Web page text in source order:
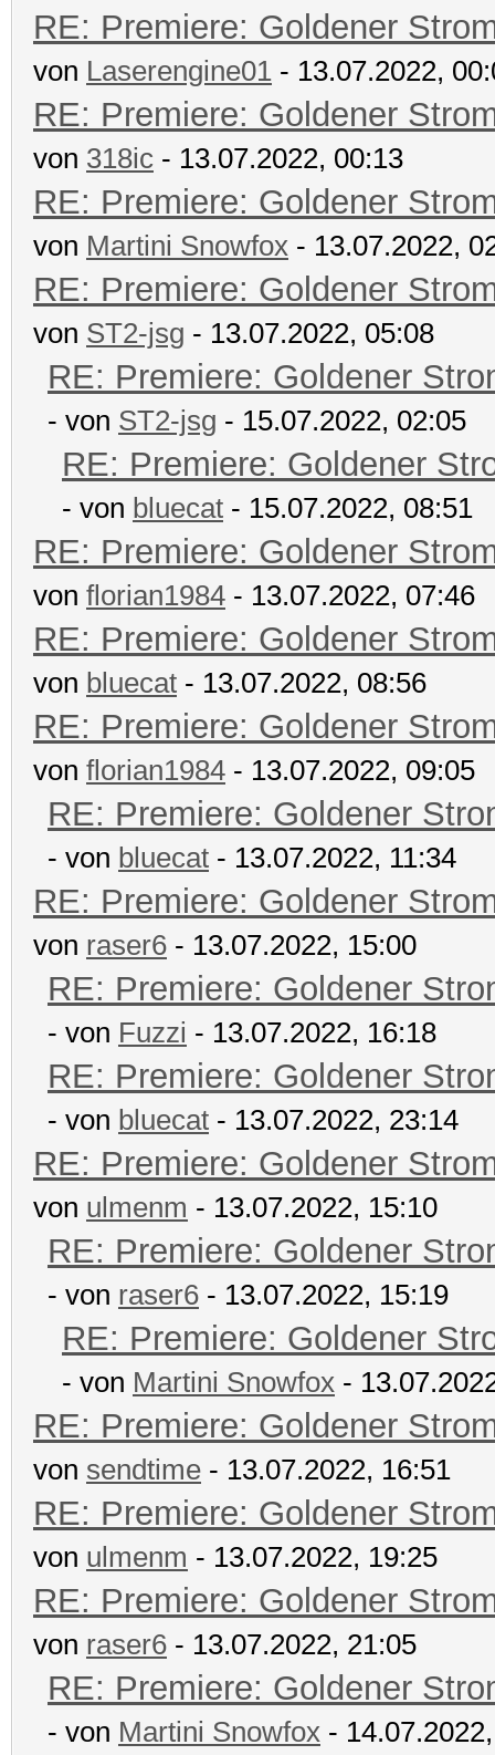
RE: Premiere: Goldener
von Laserengine01 - 13.07.2022,
RE: Premiere: Goldener
von 318ic - 13.07.2022, 00:13
RE: Premiere: Goldener
von Martini Snowfox - 13.07.2022,
RE: Premiere: Goldener
von ST2-jsg - 13.07.2022, 05:08
RE: Premiere: Goldener
- von ST2-jsg - 15.07.2022, 02:05
RE: Premiere: Goldener
- von bluecat - 15.07.2022, 08:51
RE: Premiere: Goldener
von florian1984 - 13.07.2022, 07:46
RE: Premiere: Goldener
von bluecat - 13.07.2022, 08:56
RE: Premiere: Goldener
von florian1984 - 13.07.2022, 09:05
RE: Premiere: Goldener
- von bluecat - 13.07.2022, 11:34
RE: Premiere: Goldener
von raser6 - 13.07.2022, 15:00
RE: Premiere: Goldener
- von Fuzzi - 13.07.2022, 16:18
RE: Premiere: Goldener
- von bluecat - 13.07.2022, 23:14
RE: Premiere: Goldener
von ulmenm - 13.07.2022, 15:10
RE: Premiere: Goldener
- von raser6 - 13.07.2022, 15:19
RE: Premiere: Goldener
- von Martini Snowfox -
RE: Premiere: Goldener
von sendtime - 13.07.2022, 16:51
RE: Premiere: Goldener
von ulmenm - 13.07.2022, 19:25
RE: Premiere: Goldener
von raser6 - 13.07.2022, 21:05
RE: Premiere: Goldener
- von Martini Snowfox -